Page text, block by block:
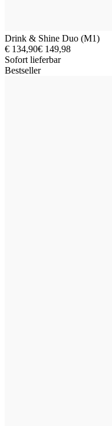
Drink & Shine Duo (M1)
€ 134,90€ 149,98
Sofort lieferbar
Bestseller